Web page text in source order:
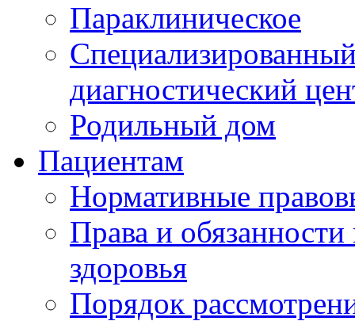
Параклиническое
диагностический
Родильный дом
Пациентам
Нормативные
Права и
здоровья
Порядок